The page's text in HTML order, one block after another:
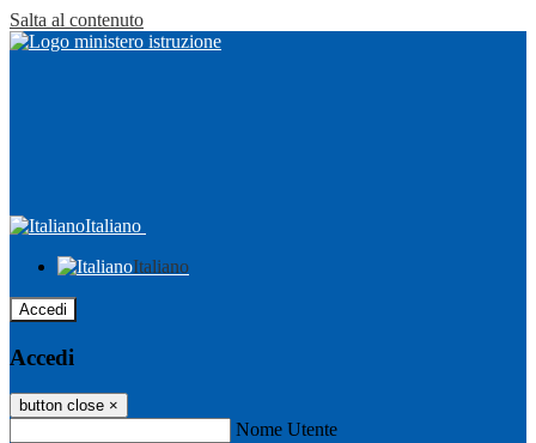
Salta al contenuto
Italiano
Italiano
Accedi
Accedi
button close ×
Nome Utente